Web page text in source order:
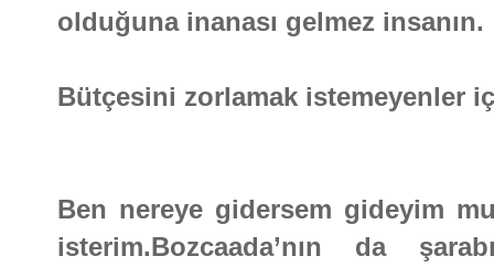
olduğuna inanası gelmez insanın.
Bütçesini zorlamak istemeyenler
Ben nereye gidersem gideyim
isterim.Bozcaada’nın da